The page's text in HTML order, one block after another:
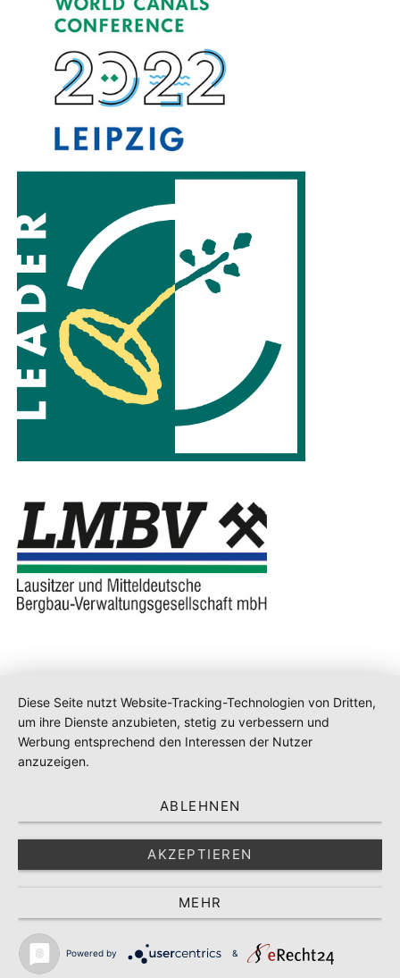
Diese Seite nutzt Website-Tracking-Technologien von Dritten,
um ihre Dienste anzubieten, stetig zu verbessern und
Werbung entsprechend den Interessen der Nutzer
anzuzeigen.
ABLEHNEN
AKZEPTIEREN
MEHR
Powered by &